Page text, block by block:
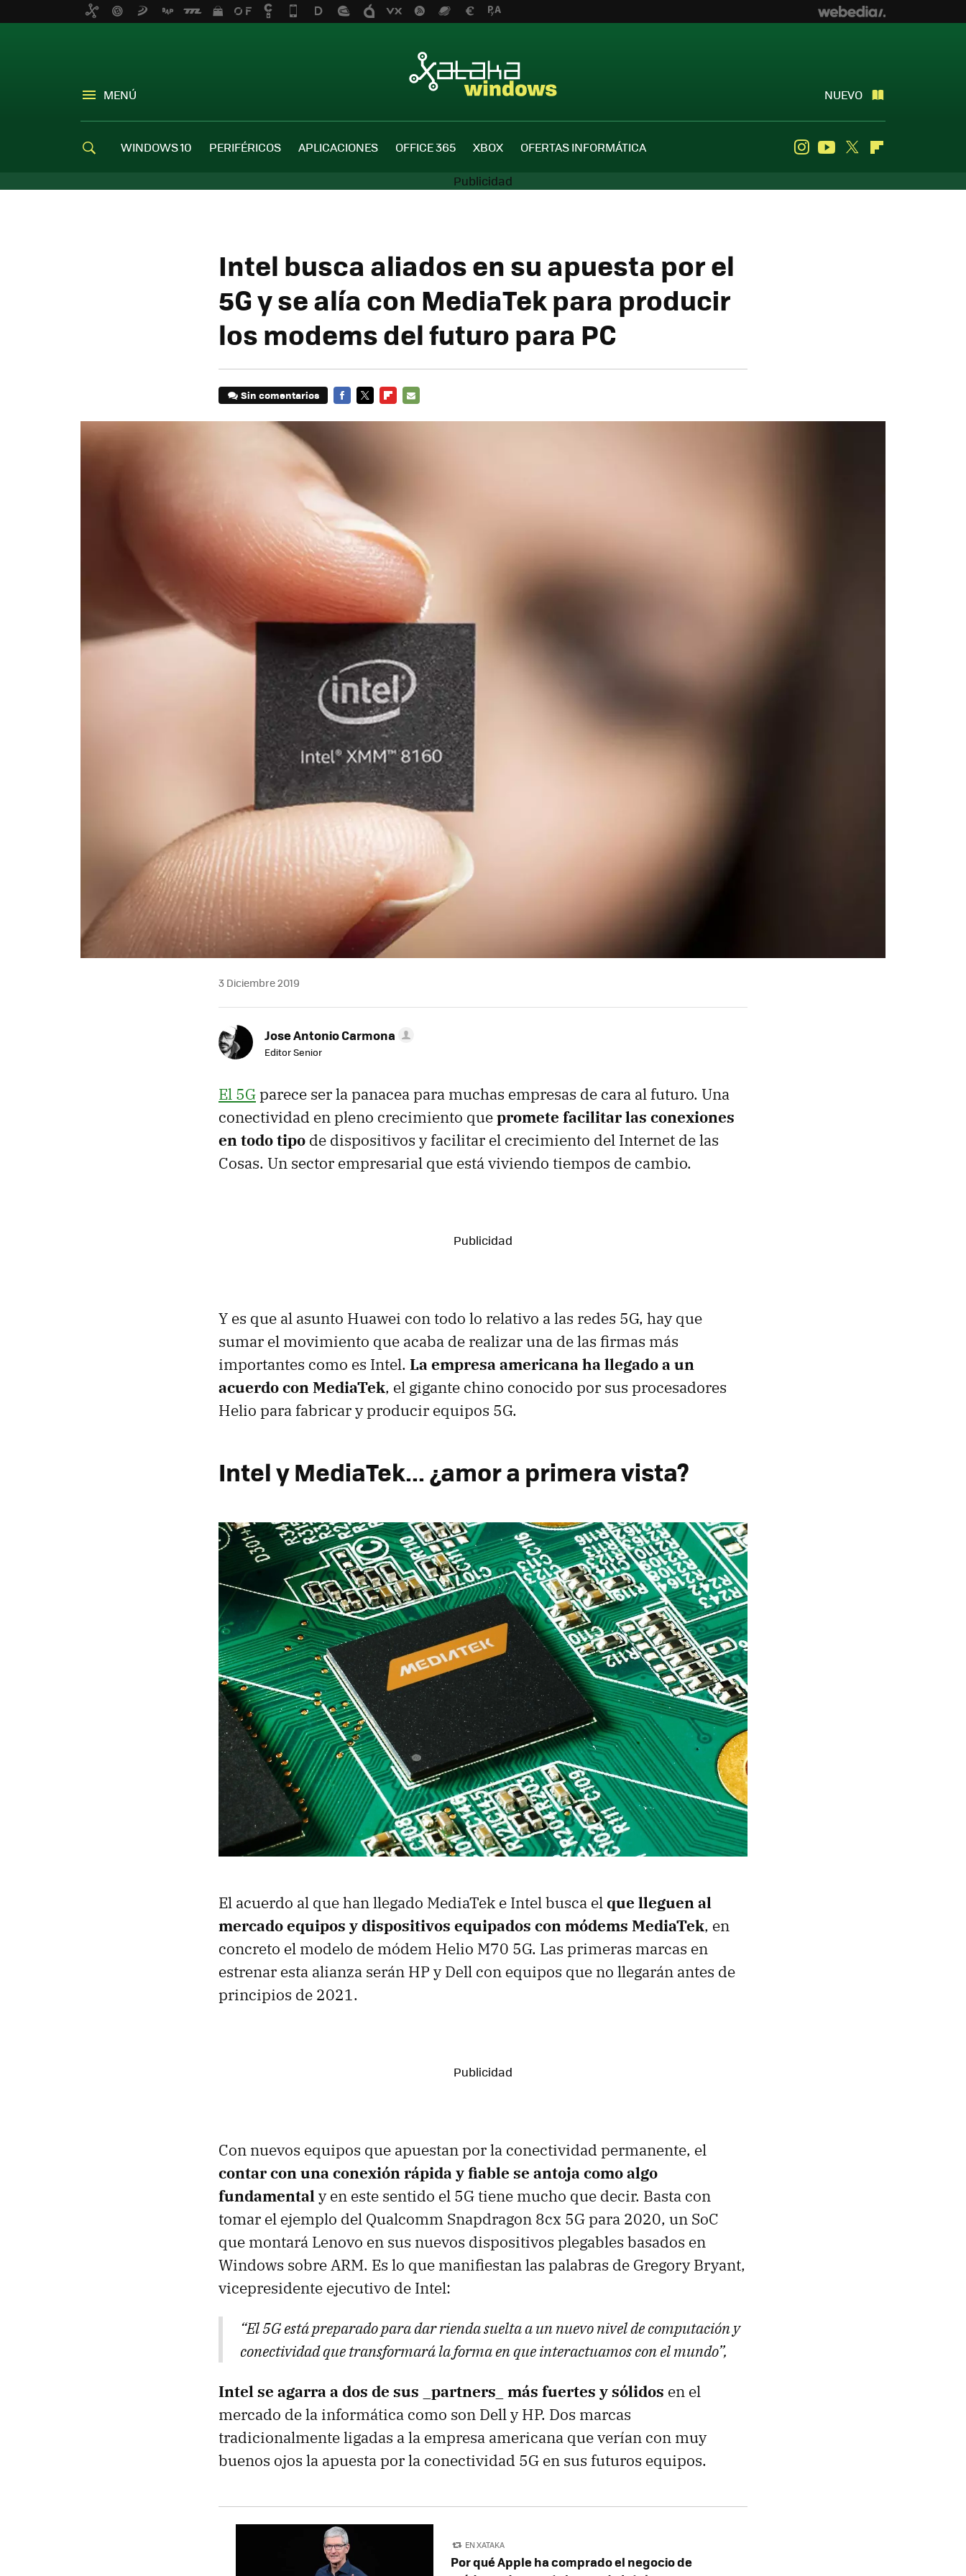
MENÚ NUEVO
WINDOWS 10 PERIFÉRICOS APLICACIONES OFFICE 365 XBOX OFERTAS INFORMÁTICA InstagramYoutube
Twitter
Intel busca aliados en su apuesta por el
5G y se alía con MediaTek para producir
los modems del futuro para PC
Sin comentarios
3 Diciembre 2019
Jose Antonio Carmona
Editor Senior
El 5Gparece ser la panacea para muchas empresas de cara al futuro. Una
conectividad en pleno crecimiento quepromete facilitar las conexiones
en todo tipo de dispositivos y facilitar el crecimiento del Internet de las
Cosas. Un sector empresarial que está viviendo tiempos de cambio.
Y es que al asunto Huawei con todo lo relativo a las redes 5G, hay que
sumar el movimiento que acaba de realizar una de las firmas más
importantes como es Intel. La empresa americana ha llegado a un
acuerdo con MediaTek, el gigante chino conocido por sus procesadores
Helio para fabricar y producir equipos 5G.
Intel y MediaTek... ¿amor a primera vista?
El acuerdo al que han llegado MediaTek e Intel busca el que lleguen al
mercado equipos y dispositivos equipados con módems MediaTek, en
concreto el modelo de módem Helio M70 5G. Las primeras marcas en
estrenar esta alianza serán HP y Dell con equipos que no llegarán antes de
principios de 2021.
Con nuevos equipos que apuestan por la conectividad permanente, el
contar con una conexión rápida y fiable se antoja como algo
fundamental y en este sentido el 5G tiene mucho que decir. Basta con
tomar el ejemplo del Qualcomm Snapdragon 8cx 5G para 2020, un SoC
que montará Lenovo en sus nuevos dispositivos plegables basados en
Windows sobre ARM. Es lo que manifiestan las palabras de Gregory Bryant,
vicepresidente ejecutivo de Intel:
“El 5G está preparado para dar rienda suelta a un nuevo nivel de computación y
conectividad que transformará la forma en que interactuamos con el mundo”,
Intel se agarra a dos de sus _partners_ más fuertes y sólidos en el
mercado de la informática como son Dell y HP. Dos marcas
tradicionalmente ligadas a la empresa americana que verían con muy
buenos ojos la apuesta por la conectividad 5G en sus futuros equipos.
EN XATAKA
Por qué Apple ha comprado el negocio de